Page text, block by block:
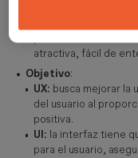
tiene también un
atractiva, fácil de
Objetivo:
UX: busca mejorar la
del usuario al
positiva.
UI: la interfaz tiene
para el usuario,